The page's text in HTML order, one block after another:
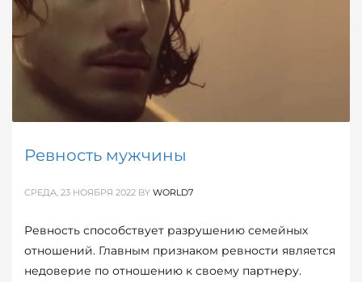
Ревность мужчины
СРЕДА, 23 НОЯБРЯ 2022 BY WORLD7
Ревность способствует разрушению семейных
отношений. Главным признаком ревности является
недоверие по отношению к своему партнеру.